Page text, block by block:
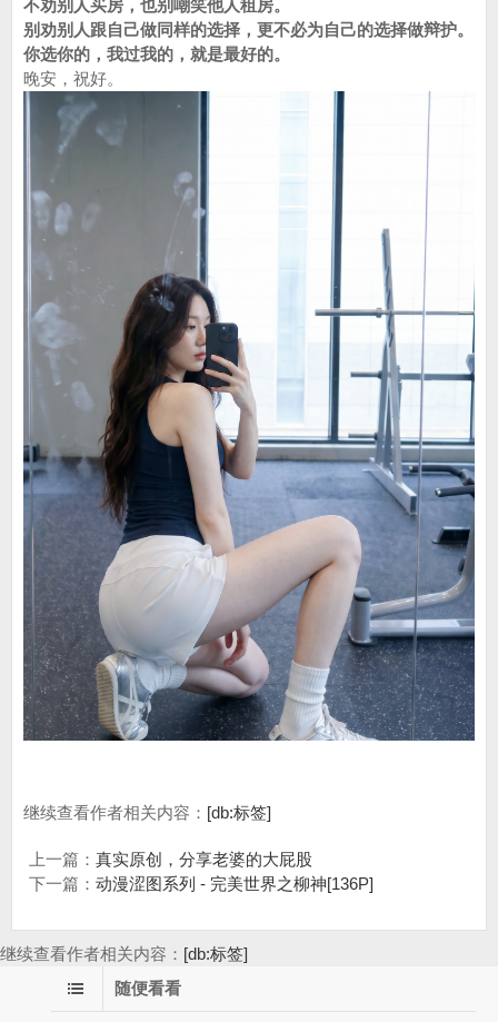
不劝别人买房，也别嘲笑他人租房。
别劝别人跟自己做同样的选择，更不必为自己的选择做辩护。
你选你的，我过我的，就是最好的。
晚安，祝好。
继续查看作者相关内容： [db:标签]
上一篇： 真实原创，分享老婆的大屁股
下一篇： 动漫涩图系列 - 完美世界之柳神[136P]
继续查看作者相关内容： [db:标签]
随便看看